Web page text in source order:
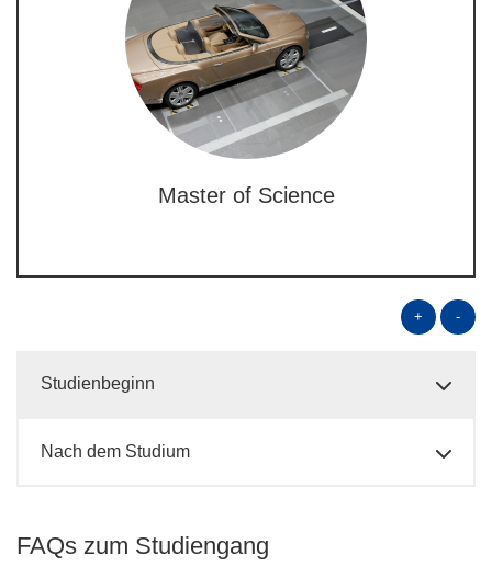
Master of Science
+ -
Studienbeginn
Nach dem Studium
FAQs zum Studiengang